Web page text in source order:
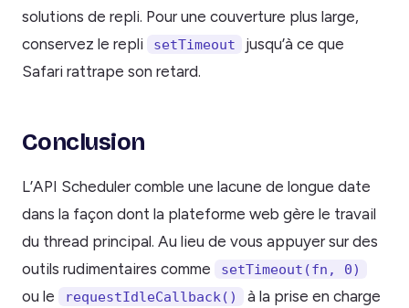
solutions de repli. Pour une couverture plus large,
conservez le repli
setTimeout
jusqu’à ce que
Safari rattrape son retard.
Conclusion
L’API Scheduler comble une lacune de longue date
dans la façon dont la plateforme web gère le travail
du thread principal. Au lieu de vous appuyer sur des
outils rudimentaires comme
setTimeout(fn, 0)
ou le requestIdleCallback()
à la prise en charge